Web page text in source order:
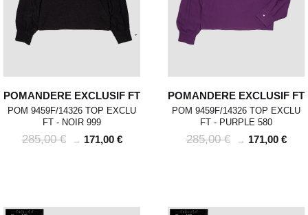
POMANDERE EXCLUSIF FT
POM 9459F/14326 TOP EXCLU
FT - NOIR 999
285,00 € → 171,00 €
POMANDERE EXCLUSIF FT
POM 9459F/14326 TOP EXCLU
FT - PURPLE 580
285,00 € → 171,00 €